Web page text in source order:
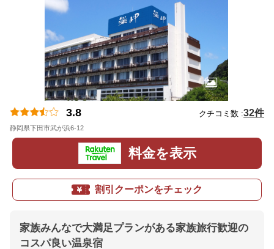
3.8 クチコミ数 :32件
静岡県下田市武が浜6-12
料金を表示
割引クーポンをチェック
家族みんなで大満足プランがある家族旅行歓迎の
コスパ良い温泉宿